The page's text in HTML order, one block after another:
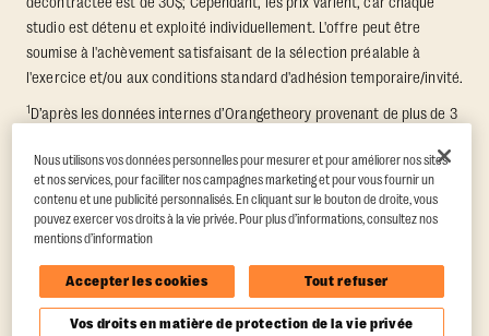
studio est détenu et exploité individuellement. L'offre peut être
soumise à l'achèvement satisfaisant de la sélection préalable à
l'exercice et/ou aux conditions standard d'adhésion temporaire/invité.
1D’après les données internes d’Orangetheory provenant de plus de 3
semaines, mesurant la perte moyenne de masse grasse et le gain
moyen de masse musculaire maigre. Soutenu par les conclusions
d’une étude indépendante menée par Quindry et al., 2021:
“Physiologic and Psychologic Responses to a High Intensity Functional
Training Program.”Journal of Exercise Physiology Online, 24(2), 79–91.
Nous utilisons vos données personnelles pour mesurer et pour améliorer nos sites
et nos services, pour faciliter nos campagnes marketing et pour vous fournir un
contenu et une publicité personnalisés. En cliquant sur le bouton de droite, vous
pouvez exercer vos droits à la vie privée. Pour plus d’informations, consultez nos
mentions d’information
Accepter les cookies Tout refuser
Vos droits en matière de protection de la vie privée